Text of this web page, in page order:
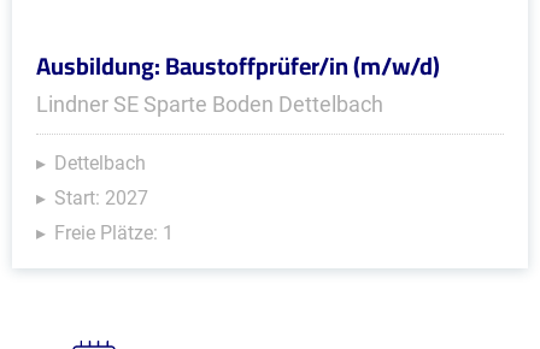
Ausbildung: Baustoffprüfer/in (m/w/d)
Lindner SE Sparte Boden Dettelbach
Dettelbach
Start: 2027
Freie Plätze: 1